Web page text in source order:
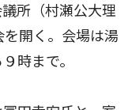
所（村瀬公大理
開く。会場は湯
時まで。